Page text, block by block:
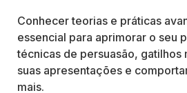
Conhecer teorias e práticas
essencial para aprimorar o seu
técnicas de persuasão, gatilhos
suas apresentações e
mais.